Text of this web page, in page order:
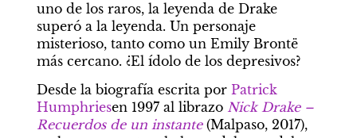
uno de los raros, la leyenda de Drake
superó a la leyenda. Un personaje
misterioso, tanto como un Emily Brontë
más cercano. ¿El ídolo de los depresivos?
Desde la biografía escrita por Patrick
Humphriesen 1997 al librazo Nick Drake –
Recuerdos de un instante (Malpaso, 2017),